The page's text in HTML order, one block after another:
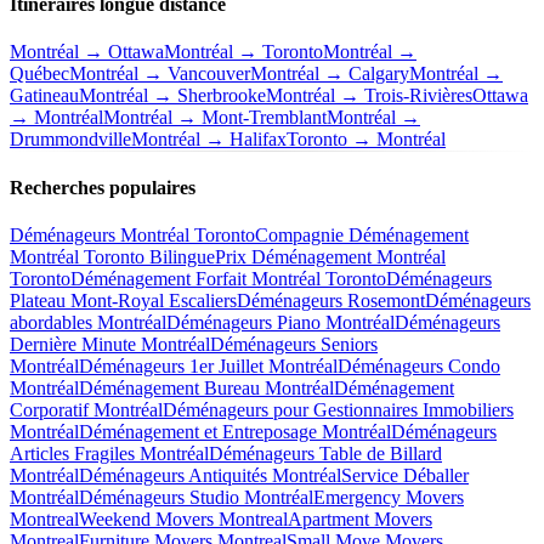
Montréal → OttawaMontréal → TorontoMontréal →
QuébecMontréal → VancouverMontréal → CalgaryMontréal →
GatineauMontréal → SherbrookeMontréal → Trois-RivièresOttawa
→ MontréalMontréal → Mont-TremblantMontréal →
DrummondvilleMontréal → HalifaxToronto → Montréal
Recherches populaires
Déménageurs Montréal TorontoCompagnie Déménagement
Montréal Toronto BilinguePrix Déménagement Montréal
TorontoDéménagement Forfait Montréal TorontoDéménageurs
Plateau Mont-Royal EscaliersDéménageurs RosemontDéménageurs
abordables MontréalDéménageurs Piano MontréalDéménageurs
Dernière Minute MontréalDéménageurs Seniors
MontréalDéménageurs 1er Juillet MontréalDéménageurs Condo
MontréalDéménagement Bureau MontréalDéménagement
Corporatif MontréalDéménageurs pour Gestionnaires Immobiliers
MontréalDéménagement et Entreposage MontréalDéménageurs
Articles Fragiles MontréalDéménageurs Table de Billard
MontréalDéménageurs Antiquités MontréalService Déballer
MontréalDéménageurs Studio MontréalEmergency Movers
MontrealWeekend Movers MontrealApartment Movers